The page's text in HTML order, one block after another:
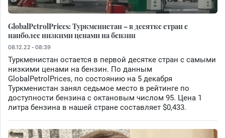
GlobalPetrolPrices: Туркменистан – в десятке стран с
наиболее низкими ценами на бензин
08.12.22 - 08:39
Туркменистан остается в первой десятке стран с самыми
низкими ценами на бензин. По данным
GlobalPetrolPrices, по состоянию на 5 декабря
Туркменистан занял седьмое место в рейтинге по
доступности бензина с октановым числом 95. Цена 1
литра бензина в нашей стране составляет $0,433.